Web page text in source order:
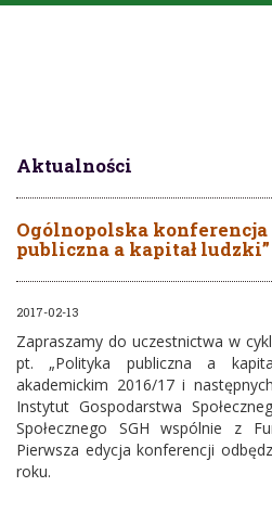
Aktualności
Ogólnopolska
publiczna a kapitał ludzki”
2017-02-13
Zapraszamy do uczestnictwa w
pt. „Polityka publiczna a
akademickim 2016/17 i
Instytut Gospodarstwa
Społecznego SGH wspólnie z
Pierwsza edycja konferencji
roku.